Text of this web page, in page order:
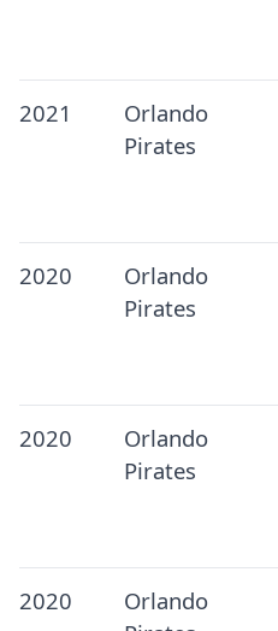
2021
Orlando
Pirates
2020
Orlando
Pirates
2020
Orlando
Pirates
2020
Orlando